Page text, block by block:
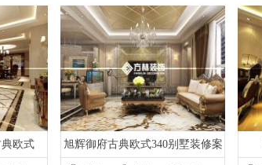
欧式 旭辉御府古典欧式340别墅装修案